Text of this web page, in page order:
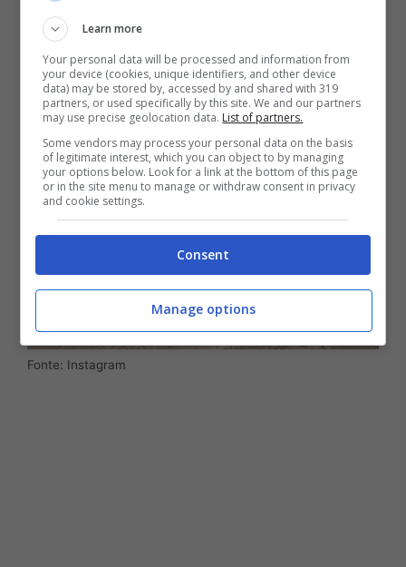
Fonte: Instagram
Learn more
Your personal data will be processed and information from
your device (cookies, unique identifiers, and other device
data) may be stored by, accessed by and shared with 319
partners, or used specifically by this site. We and our partners
may use precise geolocation data. List of partners.
Some vendors may process your personal data on the basis
of legitimate interest, which you can object to by managing
your options below. Look for a link at the bottom of this page
or in the site menu to manage or withdraw consent in privacy
and cookie settings.
Consent
Manage options